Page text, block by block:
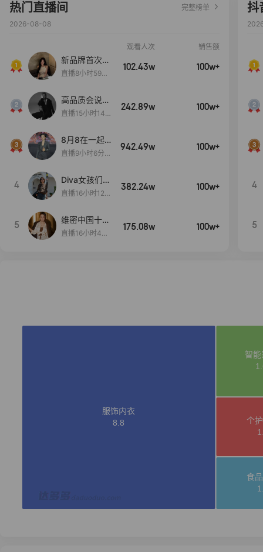
热门直播间
完整榜单
2026-08-08
观看人次 销售额
新品牌首次大
上新
直播8小时59分
102.43w 100w+
高品质会说
话….
直播15小时14
242.89w 100w+
8月8在一起
生日献礼盛典
直播9小时6分1
942.49w 100w+
4
Diva女孩们集
合啦~意大利
直播16小时12
382.24w 100w+
5
维密中国十周
年 与你如此
直播16小时48
175.08w 100w+
抖
4
5